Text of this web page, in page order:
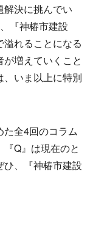
解決に挑んでい
『神椿市建設
れることになる
増えていくこと
いま以上に特別
全4回のコラム
Q』は現在のと
ひ、『神椿市建設